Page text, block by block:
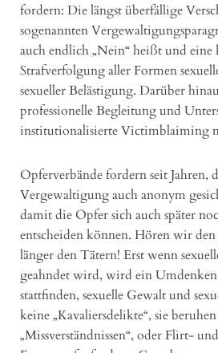
fordern: Die längst überfällige
sogenannten
auch endlich „Nein“ heißt und eine
Strafverfolgung aller Formen
sexueller Belästigung. Darüber
professionelle Begleitung und
institutionalisierte Victimblaiming
Opferverbände fordern seit Jahren,
Vergewaltigung auch anonym
damit die Opfer sich auch später
entscheiden können. Hören wir
länger den Tätern! Erst wenn
geahndet wird, wird ein Umdenken
stattfinden, sexuelle Gewalt und
keine „Kavaliersdelikte“, sie
„Missverständnissen“, oder Flirt-